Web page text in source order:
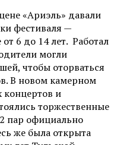
«Ариэль» давали
фестиваля —
6 до 14 лет. Работал
могли
чтобы оторваться
В новом камерном
концертов и
торжественные
пар официально
же была открыта